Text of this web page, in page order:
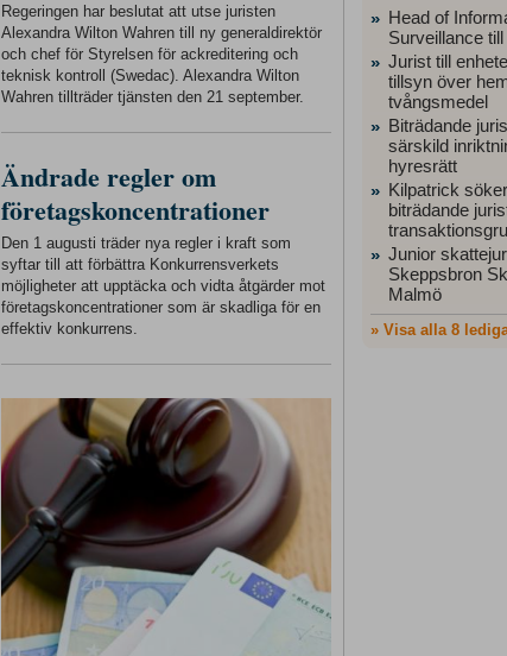
Regeringen har beslutat att utse juristen
Alexandra Wilton Wahren till ny generaldirektör
och chef för Styrelsen för ackreditering och
teknisk kontroll (Swedac). Alexandra Wilton
Wahren tillträder tjänsten den 21 september.
Ändrade regler om
företagskoncentrationer
Den 1 augusti träder nya regler i kraft som
syftar till att förbättra Konkurrensverkets
möjligheter att upptäcka och vidta åtgärder mot
företagskoncentrationer som är skadliga för en
effektiv konkurrens.
» Head of
Surveillance
» Jurist till
tillsyn över
tvångsmedel
» Biträdande
särskild
hyresrätt
» Kilpatrick söker
biträdande
» Junior
Skeppsbron
Malmö
» Visa alla 8